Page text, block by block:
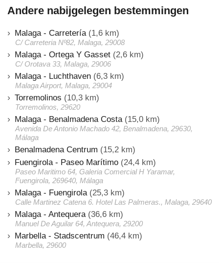
Andere nabijgelegen bestemmingen
Malaga - Carretería (1,6 km)
C/ Carreteria Nº82, Malaga, 29008
Malaga - Ortega Y Gasset (2,6 km)
C/ Orotava 33, Malaga, 29006
Malaga - Luchthaven (6,3 km)
Malaga Airport, Malaga, 29004
Torremolinos (10,3 km)
Torremolinos, 29620
Malaga - Benalmadena Costa (15,0 km)
Avenida De Antonio Machado 42, Benalmadena, 29630,
Málaga
Benalmadena Centrum (15,2 km)
Fuengirola - Paseo Marítimo (24,4 km)
Paseo Maritimo 64, Galeria Comercial H Yaramar,
Fuengirola, 269640, Málaga
Malaga - Fuengirola (25,3 km)
Calle Martinez Catena 6. Hotel Las Palmeras., Malaga, 29640
Malaga - Antequera (36,6 km)
Manuel De Aguilar 64, Antequera, 29200
Marbella - Stadscentrum (46,4 km)
Marbella, 29600